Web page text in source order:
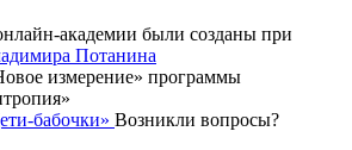
академии были созданы при
Потанина
измерение» программы
бабочки» Возникли вопросы?